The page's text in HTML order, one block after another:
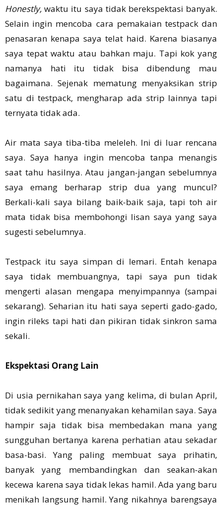
Honestly, waktu itu saya tidak berekspektasi banyak.
Selain ingin mencoba cara pemakaian testpack dan
penasaran kenapa saya telat haid. Karena biasanya
saya tepat waktu atau bahkan maju. Tapi kok yang
namanya hati itu tidak bisa dibendung mau
bagaimana. Sejenak mematung menyaksikan strip
satu di testpack, mengharap ada strip lainnya tapi
ternyata tidak ada.
Air mata saya tiba-tiba meleleh. Ini di luar rencana
saya. Saya hanya ingin mencoba tanpa menangis
saat tahu hasilnya. Atau jangan-jangan sebelumnya
saya emang berharap strip dua yang muncul?
Berkali-kali saya bilang baik-baik saja, tapi toh air
mata tidak bisa membohongi lisan saya yang saya
sugesti sebelumnya.
Testpack itu saya simpan di lemari. Entah kenapa
saya tidak membuangnya, tapi saya pun tidak
mengerti alasan mengapa menyimpannya (sampai
sekarang). Seharian itu hati saya seperti gado-gado,
ingin rileks tapi hati dan pikiran tidak sinkron sama
sekali.
Ekspektasi Orang Lain
Di usia pernikahan saya yang kelima, di bulan April,
tidak sedikit yang menanyakan kehamilan saya. Saya
hampir saja tidak bisa membedakan mana yang
sungguhan bertanya karena perhatian atau sekadar
basa-basi. Yang paling membuat saya prihatin,
banyak yang membandingkan dan seakan-akan
kecewa karena saya tidak lekas hamil. Ada yang baru
menikah langsung hamil. Yang nikahnya barengsaya